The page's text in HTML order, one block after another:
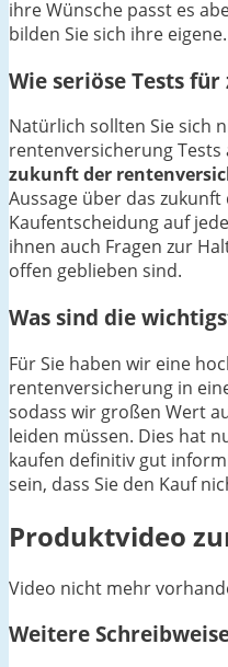
ihre Wünsche passt es
bilden Sie sich ihre eigene.
Wie seriöse Tests
Natürlich sollten Sie sich
rentenversicherung Tests
zukunft der
Aussage über das
Kaufentscheidung auf
ihnen auch Fragen zur
offen geblieben sind.
Was sind die
Für Sie haben wir eine
rentenversicherung in
sodass wir großen Wert
leiden müssen. Dies hat
kaufen definitiv gut
sein, dass Sie den Kauf
Produktvideo
Video nicht mehr
Weitere